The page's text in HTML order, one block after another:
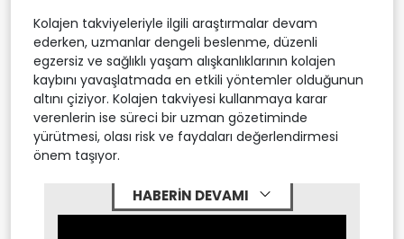
Kolajen takviyeleriyle ilgili araştırmalar devam
ederken, uzmanlar dengeli beslenme, düzenli
egzersiz ve sağlıklı yaşam alışkanlıklarının kolajen
kaybını yavaşlatmada en etkili yöntemler olduğunun
altını çiziyor. Kolajen takviyesi kullanmaya karar
verenlerin ise süreci bir uzman gözetiminde
yürütmesi, olası risk ve faydaları değerlendirmesi
önem taşıyor.
HABERİN DEVAMI